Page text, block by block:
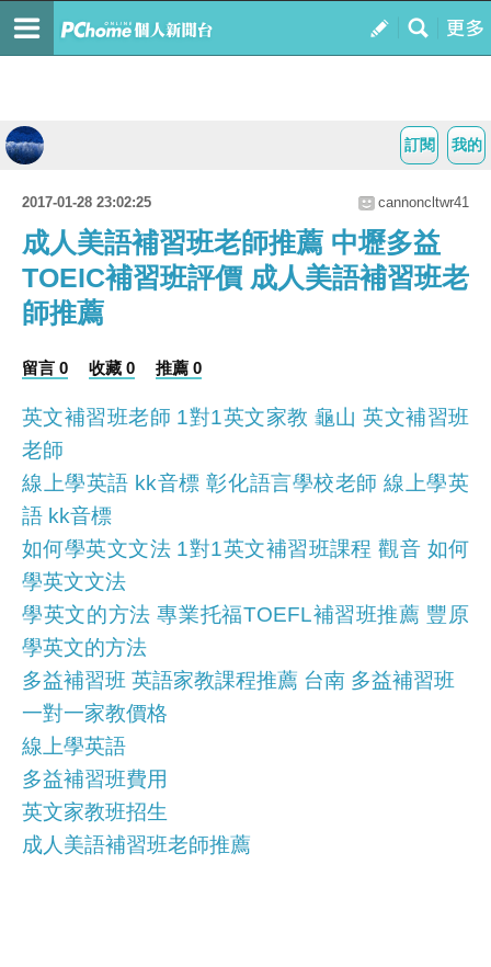
我的
訂閱
2017-01-28 23:02:25 cannoncltwr41
成人美語補習班老師推薦 中壢多益
TOEIC補習班評價 成人美語補習班老
師推薦
留言 0 收藏 0 推薦 0
英文補習班老師 1對1英文家教 龜山 英文補習班
老師
線上學英語 kk音標 彰化語言學校老師 線上學英
語 kk音標
如何學英文文法 1對1英文補習班課程 觀音 如何
學英文文法
學英文的方法 專業托福TOEFL補習班推薦 豐原
學英文的方法
多益補習班 英語家教課程推薦 台南 多益補習班
一對一家教價格
線上學英語
多益補習班費用
英文家教班招生
成人美語補習班老師推薦